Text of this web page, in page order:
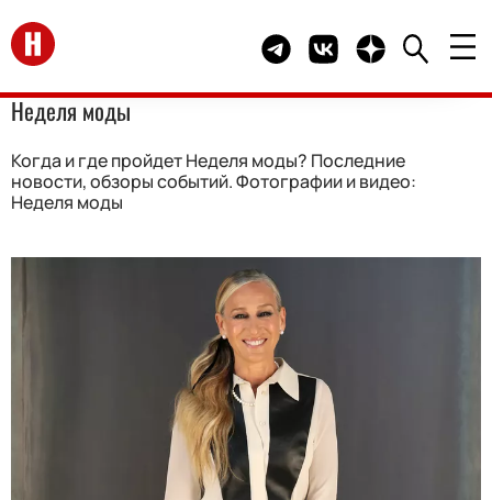
Перейти на главную Telegram канал HELLO
Группа HELLO
Канал HELLO в
Неделя моды
Когда и где пройдет Неделя моды? Последние
новости, обзоры событий. Фотографии и видео:
Неделя моды